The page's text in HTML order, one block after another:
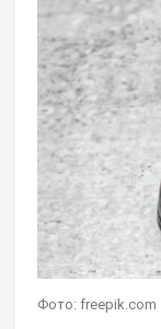
Фото: freepik.com